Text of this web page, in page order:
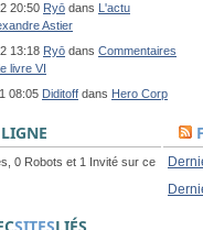
20:50 Ryō dans L'actu
Astier
13:18 Ryō dans Commentaires
livre VI
08:05 Diditoff dans Hero Corp
0 Robots et 1 Invité sur ce